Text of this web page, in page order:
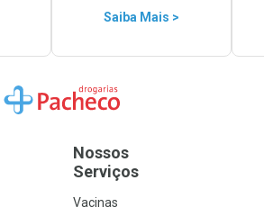
Saiba Mais >
Ir para a Home
Nossos
Serviços
Vacinas